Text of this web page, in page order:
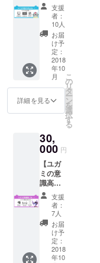
or制作
状況報
告メー
ルPDF
※上記、
メール
にてお
送りさ
せてい
ただき
ます。
カー ・
缶バッ
チ（主
要5キャ
ラセッ
ト）
える
コー
ス】 ・
お礼
メール
・オリ
ジナル
壁紙＆
オリジ
ナルス
マホ待
受 ・作
中に登
る、ム
クミの
ネーム
原稿4
ページ
・制作
ブログ
or制作
状況報
告メー
ルPDF
※上記、
メール
にてお
支援
者：
10人
お届
け予
定：
2018
年10
月
詳細を見る
こ
の
リ
タ
ー
ン
を
選
択
す
る
30,
000 円
【ユガ
ミの意
識高い
系コー
ス】 ・
お礼
メール
・オリ
ジナル
壁紙＆
オリジ
支援
者：
7人
お届
け予
定：
2018
年10